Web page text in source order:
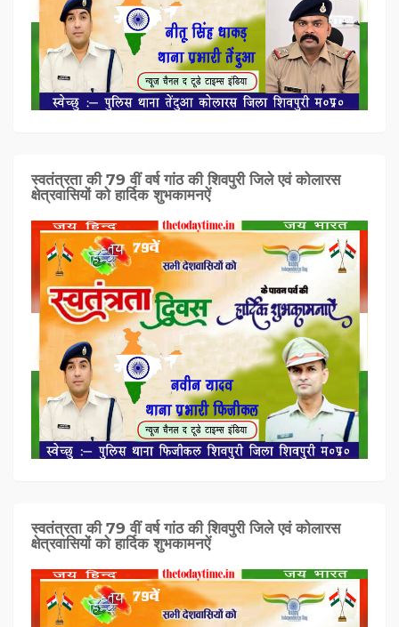
स्वतंत्रता की 79 वीं वर्ष गांठ की शिवपुरी जिले एवं कोलारस
क्षेत्रवासियों को हार्दिक शुभकामनऐं
स्वतंत्रता की 79 वीं वर्ष गांठ की शिवपुरी जिले एवं कोलारस
क्षेत्रवासियों को हार्दिक शुभकामनऐं